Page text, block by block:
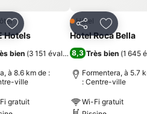
Ajouter à mes favoris
Hotels
bien (3 151 évaluations)
à 8.6 km de :
ville
gratuit
PartagerAjouter
1 Étoiles
Hôtel
Hotel Roca Bella
8,3 Très bien (1 645
Formentera, à 5.7
: Centre-ville
Wi-Fi gratuit